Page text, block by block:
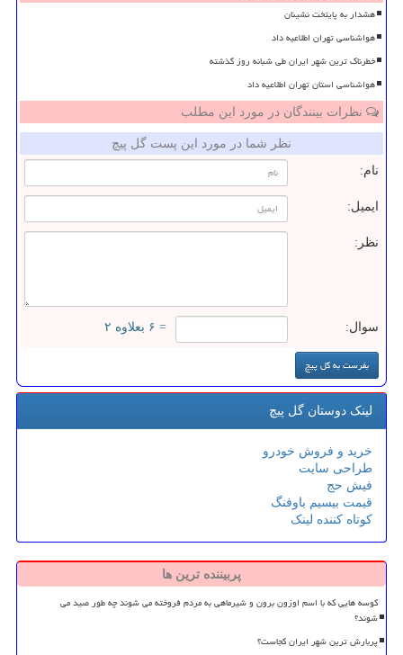
هشدار به پایتخت نشینان
هواشناسی تهران اطلاعیه داد
خطرناک ترین شهر ایران طی شبانه روز گذشته
هواشناسی استان تهران اطلاعیه داد
نظرات بینندگان در مورد این مطلب
نظر شما در مورد این پست گل پیچ
نام:
ایمیل:
نظر:
سوال: = ۶ بعلاوه ۲
لینک دوستان گل پیچ
خرید و فروش خودرو
طراحی سایت
فیش حج
قیمت بیسیم باوفنگ
کوتاه کننده لینک
پربیننده ترین ها
کوسه هایی که با اسم اوزون برون و شیرماهی به مردم فروخته می شوند چه طور صید می
شوند؟
پربارش ترین شهر ایران کجاست؟